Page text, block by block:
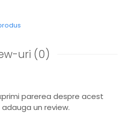
uri (0)
parerea despre acest
un review.